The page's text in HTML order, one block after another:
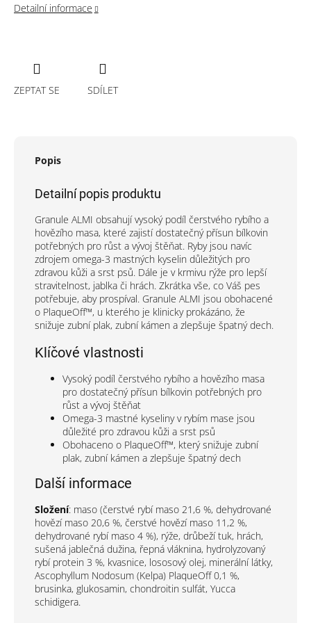
Detailní informace
ZEPTAT SE SDÍLET
Popis
Detailní popis produktu
Granule ALMI obsahují vysoký podíl čerstvého rybího a
hovězího masa, které zajistí dostatečný přísun bílkovin
potřebných pro růst a vývoj štěňat. Ryby jsou navíc
zdrojem omega-3 mastných kyselin důležitých pro
zdravou kůži a srst psů. Dále je v krmivu rýže pro lepší
stravitelnost, jablka či hrách. Zkrátka vše, co Váš pes
potřebuje, aby prospíval. Granule ALMI jsou obohacené
o PlaqueOff™, u kterého je klinicky prokázáno, že
snižuje zubní plak, zubní kámen a zlepšuje špatný dech.
Klíčové vlastnosti
Vysoký podíl čerstvého rybího a hovězího masa
pro dostatečný přísun bílkovin potřebných pro
růst a vývoj štěňat
Omega-3 mastné kyseliny v rybím mase jsou
důležité pro zdravou kůži a srst psů
Obohaceno o PlaqueOff™, který snižuje zubní
plak, zubní kámen a zlepšuje špatný dech
Další informace
Složení: maso (čerstvé rybí maso 21,6 %, dehydrované
hovězí maso 20,6 %, čerstvé hovězí maso 11,2 %,
dehydrované rybí maso 4 %), rýže, drůbeží tuk, hrách,
sušená jablečná dužina, řepná vláknina, hydrolyzovaný
rybí protein 3 %, kvasnice, lososový olej, minerální látky,
Ascophyllum Nodosum (Kelpa) PlaqueOff 0,1 %,
brusinka, glukosamin, chondroitin sulfát, Yucca
schidigera.